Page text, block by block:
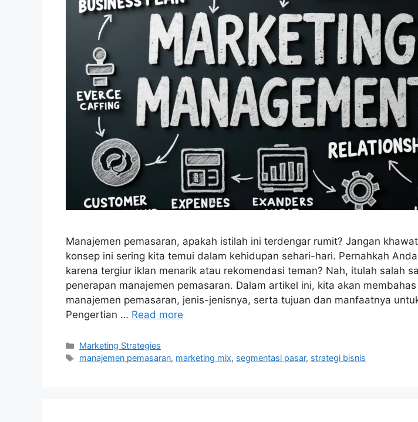
Manajemen pemasaran, apakah istilah ini terdengar rumit? Jangan
konsep ini sering kita temui dalam kehidupan sehari-hari. Pernahkah
karena tergiur iklan menarik atau rekomendasi teman? Nah, itulah salah
penerapan manajemen pemasaran. Dalam artikel ini, kita akan
manajemen pemasaran, jenis-jenisnya, serta tujuan dan manfaatnya
Pengertian … Read more
Categories
Marketing Strategies
Tags
manajemen pemasaran, marketing mix, segmentasi pasar, strategi bisnis